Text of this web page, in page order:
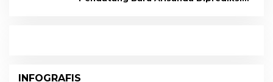
INFOGRAFIS